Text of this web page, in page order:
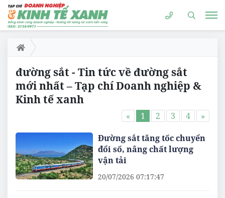
đường sắt - Tin tức về đường sắt
mới nhất – Tạp chí Doanh nghiệp &
Kinh tế xanh
« 1 2 3 4 »
Đường sắt tăng tốc chuyển
đổi số, nâng chất lượng
vận tải
20/07/2026 07:17:47